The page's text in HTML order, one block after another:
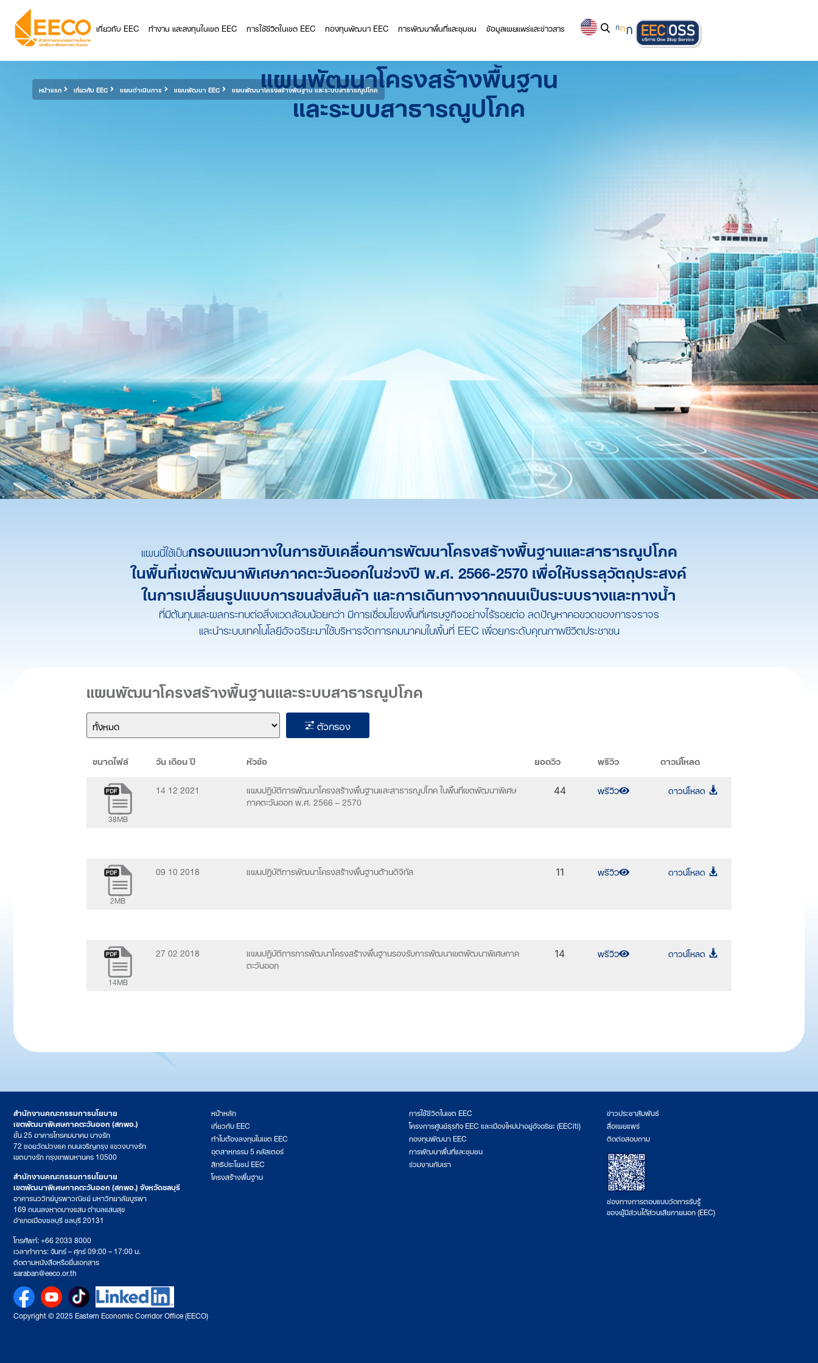
เกี่ยวกับ EEC ทำงาน และลงทุนในเขต EEC การใช้ชีวิตในเขต EEC กองทุนพัฒนา EEC การพัฒนาพื้นที่และชุมชน ข้อมูลเผยแพร่และข่าวสาร กกก
หน้าแรก เกี่ยวกับ EEC แผนดำเนินการ แผนพัฒนา EEC แผนพัฒนาโครงสร้างพื้นฐาน และระบบสาธารณูปโภค
แผนพัฒนาโครงสร้างพื้นฐาน
และระบบสาธารณูปโภค
แผนนี้ใช้เป็นกรอบแนวทางในการขับเคลื่อนการพัฒนาโครงสร้างพื้นฐานและสาธารณูปโภค
ในพื้นที่เขตพัฒนาพิเศษภาคตะวันออกในช่วงปี พ.ศ. 2566-2570 เพื่อให้บรรลุวัตถุประสงค์
ในการเปลี่ยนรูปแบบการขนส่งสินค้า และการเดินทางจากถนนเป็นระบบรางและทางน้ำ
ที่มีต้นทุนและผลกระทบต่อสิ่งแวดล้อมน้อยกว่า มีการเชื่อมโยงพื้นที่เศรษฐกิจอย่างไร้รอยต่อ ลดปัญหาคอขวดของการจราจร
และนำระบบเทคโนโลยีอัจฉริยะมาใช้บริหารจัดการคมนาคมในพื้นที่ EEC เพื่อยกระดับคุณภาพชีวิตประชาชน
แผนพัฒนาโครงสร้างพื้นฐานและระบบสาธารณูปโภค
ตัวกรอง
ขนาดไฟล์ วัน เดือน ปี หัวข้อ ยอดวิว พรีวิว ดาวน์โหลด
38MB
14 12 2021 แผนปฏิบัติการพัฒนาโครงสร้างพื้นฐานและสาธารณูปโภค ในพื้นที่เขตพัฒนาพิเศษ
ภาคตะวันออก พ.ศ. 2566 – 2570
44 พรีวิว ดาวน์โหลด
2MB
09 10 2018 แผนปฏิบัติการพัฒนาโครงสร้างพื้นฐานด้านดิจิทัล 11 พรีวิว ดาวน์โหลด
14MB
27 02 2018 แผนปฏิบัติการการพัฒนาโครงสร้างพื้นฐานรองรับการพัฒนาเขตพัฒนาพิเศษภาค
ตะวันออก
14 พรีวิว ดาวน์โหลด
สำนักงานคณะกรรมการนโยบาย
เขตพัฒนาพิเศษภาคตะวันออก (สกพอ.)
ชั้น 25 อาคารโทรคมนาคม บางรัก
72 ซอยวัดม่วงแค ถนนเจริญกรุง แขวงบางรัก
เขตบางรัก กรุงเทพมหานคร 10500
สำนักงานคณะกรรมการนโยบาย
เขตพัฒนาพิเศษภาคตะวันออก (สกพอ.) จังหวัดชลบุรี
อาคารนววิทย์บูรพาวณิชย์ มหาวิทยาลัยบูรพา
169 ถนนลงหาดบางแสน ตำบลแสนสุข
อำเภอเมืองชลบุรี ชลบุรี 20131
โทรศัพท์: +66 2033 8000
เวลาทำการ: จันทร์ – ศุกร์ 09:00 – 17:00 น.
ติดตามหนังสือหรือยื่นเอกสาร
saraban@eeco.or.th
หน้าหลัก
เกี่ยวกับ EEC
ทำไมต้องลงทุนในเขต EEC
อุตสาหกรรม 5 คลัสเตอร์
สิทธิประโยชน์ EEC
โครงสร้างพื้นฐาน
การใช้ชีวิตในเขต EEC
โครงการศูนย์ธุรกิจ EEC และเมืองใหม่น่าอยู่อัจฉริยะ (EECiti)
กองทุนพัฒนา EEC
การพัฒนาพื้นที่และชุมชน
ร่วมงานกับเรา
ข่าวประชาสัมพันธ์
สื่อเผยแพร่
ติดต่อสอบถาม
ช่องทางการตอบแบบวัดการรับรู้
ของผู้มีส่วนได้ส่วนเสียภายนอก (EEC)
Copyright © 2025 Eastern Economic Corridor Office (EECO)